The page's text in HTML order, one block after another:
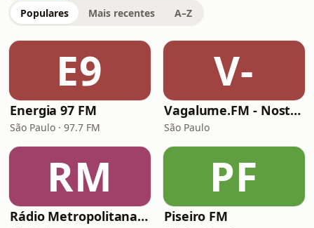
Populares Mais recentes A–Z
E9
Energia 97 FM
São Paulo · 97.7 FM
V-
Vagalume.FM - Nostalgia (anos 2000)
São Paulo
RM
Rádio Metropolitana MPB
PF
Piseiro FM